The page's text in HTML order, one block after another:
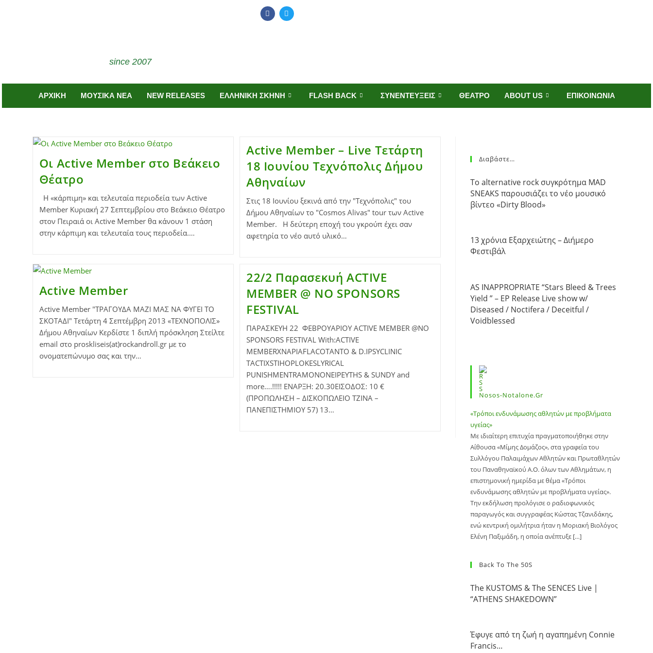
since 2007
ΑΡΧΙΚΗ ΜΟΥΣΙΚΑ ΝΕΑ NEW RELEASES ΕΛΛΗΝΙΚΗ ΣΚΗΝΗ FLASH BACK ΣΥΝΕΝΤΕΥΞΕΙΣ ΘΕΑΤΡΟ ABOUT US ΕΠΙΚΟΙΝΩΝΙΑ
Οι Active Member στο Βεάκειο
Θέατρο
H «κάρπιμη» και τελευταία περιοδεία των Active
Member Κυριακή 27 Σεπτεμβρίου στο Βεάκειο Θέατρο
στον Πειραιά οι Active Member θα κάνουν 1 στάση
στην κάρπιμη και τελευταία τους περιοδεία.…
Active Member – Live Τετάρτη
18 Ιουνίου Τεχνόπολις Δήμου
Αθηναίων
Στις 18 Ιουνίου ξεκινά από την "Τεχνόπολις" του
Δήμου Αθηναίων το "Cosmos Alivas" tour των Active
Member. Η δεύτερη εποχή του γκρούπ έχει σαν
αφετηρία το νέο αυτό υλικό…
Active Member
Active Member "ΤΡΑΓΟΥΔΑ ΜΑΖΙ ΜΑΣ ΝΑ ΦΥΓΕΙ ΤΟ
ΣΚΟΤΑΔΙ" Τετάρτη 4 Σεπτέμβρη 2013 «ΤΕΧΝΟΠΟΛΙΣ»
Δήμου Αθηναίων Κερδίστε 1 διπλή πρόσκληση Στείλτε
email στο proskliseis(at)rockandroll.gr με το
ονοματεπώνυμο σας και την…
22/2 Παρασεκυή ACTIVE
MEMBER @ NO SPONSORS
FESTIVAL
ΠΑΡΑΣΚΕΥΗ 22 ΦΕΒΡΟΥΑΡΙΟΥ ACTIVE MEMBER @NO
SPONSORS FESTIVAL With:ACTIVE
MEMBERΧΝΑΡΙΑFLACOΤΑΝΤΟ & D.IPSYCLINIC
TACTIXSTIHOPLOKESLYRICAL
PUNISHMENTRAMONΟΝΕΙΡΕΥΤΗS & SUNDY and
more….!!!!! ΕΝΑΡΞΗ: 20.30ΕΙΣΟΔΟΣ: 10 €
(ΠΡΟΠΩΛΗΣΗ – ΔΙΣΚΟΠΩΛΕΙΟ ΤΖΙΝΑ –
ΠΑΝΕΠΙΣΤΗΜΙΟΥ 57) 13…
Διαβάστε…
Το alternative rock συγκρότημα MAD
SNEAKS παρουσιάζει το νέο μουσικό
βίντεο «Dirty Blood»
13 χρόνια Εξαρχειώτης – Διήμερο
Φεστιβάλ
AS INAPPROPRIATE “Stars Bleed & Trees
Yield ” – EP Release Live show w/
Diseased / Noctifera / Deceitful /
Voidblessed
Nosos-Notalone.gr
«Τρόποι ενδυνάμωσης αθλητών με προβλήματα
υγείας»
Με ιδιαίτερη επιτυχία πραγματοποιήθηκε στην
Αίθουσα «Μίμης Δομάζος», στα γραφεία του
Συλλόγου Παλαιμάχων Αθλητών και Πρωταθλητών
του Παναθηναϊκού Α.Ο. όλων των Αθλημάτων, η
επιστημονική ημερίδα με θέμα «Τρόποι
ενδυνάμωσης αθλητών με προβλήματα υγείας».
Την εκδήλωση προλόγισε ο ραδιοφωνικός
παραγωγός και συγγραφέας Κώστας Τζανιδάκης,
ενώ κεντρική ομιλήτρια ήταν η Μοριακή Βιολόγος
Ελένη Παξιμάδη, η οποία ανέπτυξε […]
Back To The 50S
The KUSTOMS & The SENCES Live |
“ATHENS SHAKEDOWN”
Έφυγε από τη ζωή η αγαπημένη Connie
Francis…